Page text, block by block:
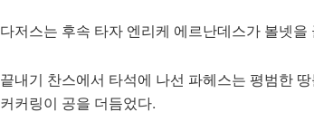
다저스는 후속 타자 엔리케 에르난데스가 볼넷
끝내기 찬스에서 타석에 나선 파헤스는 평범한
커커링이 공을 더듬었다.